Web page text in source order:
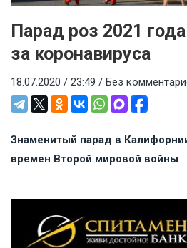
Парад роз 2021
за коронавируса
18.07.2020 / 23:49 / Без
Знаменитый парад в
времен Второй мировой войны